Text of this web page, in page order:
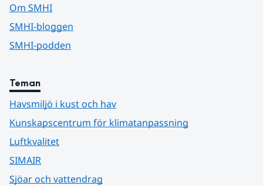
Om SMHI
SMHI-bloggen
SMHI-podden
Teman
Havsmiljö i kust och hav
Kunskapscentrum för klimatanpassning
Luftkvalitet
SIMAIR
Sjöar och vattendrag